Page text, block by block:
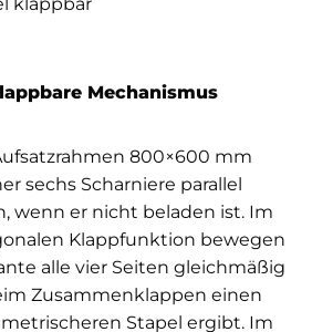
Mechanismus
800×600 mm
sechs Scharniere parallel
wenn er nicht beladen ist. Im
Klappfunktion bewegen
alle vier Seiten gleichmäßig
Zusammenklappen einen
Stapel ergibt. Im